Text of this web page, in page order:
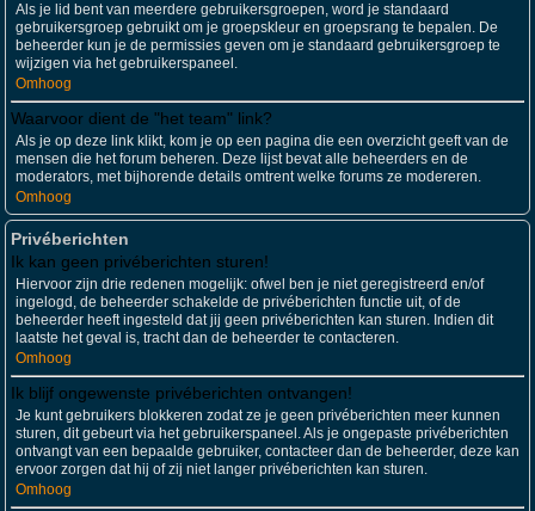
Als je lid bent van meerdere gebruikersgroepen, word je standaard
gebruikersgroep gebruikt om je groepskleur en groepsrang te bepalen. De
beheerder kun je de permissies geven om je standaard gebruikersgroep te
wijzigen via het gebruikerspaneel.
Omhoog
Waarvoor dient de "het team" link?
Als je op deze link klikt, kom je op een pagina die een overzicht geeft van de
mensen die het forum beheren. Deze lijst bevat alle beheerders en de
moderators, met bijhorende details omtrent welke forums ze modereren.
Omhoog
Privéberichten
Ik kan geen privéberichten sturen!
Hiervoor zijn drie redenen mogelijk: ofwel ben je niet geregistreerd en/of
ingelogd, de beheerder schakelde de privéberichten functie uit, of de
beheerder heeft ingesteld dat jij geen privéberichten kan sturen. Indien dit
laatste het geval is, tracht dan de beheerder te contacteren.
Omhoog
Ik blijf ongewenste privéberichten ontvangen!
Je kunt gebruikers blokkeren zodat ze je geen privéberichten meer kunnen
sturen, dit gebeurt via het gebruikerspaneel. Als je ongepaste privéberichten
ontvangt van een bepaalde gebruiker, contacteer dan de beheerder, deze kan
ervoor zorgen dat hij of zij niet langer privéberichten kan sturen.
Omhoog